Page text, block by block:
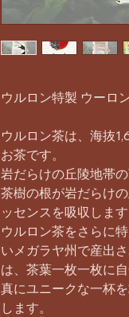
ウルロン特製 ウーロ
ウルロン茶は、海抜
お茶です。
岩だらけの丘陵地帯
茶樹の根が岩だらけ
ッセンスを吸収します
ウルロン茶をさらに
いメガラヤ州で産出
は、茶葉一枚一枚に
真にユニークな一杯
します。